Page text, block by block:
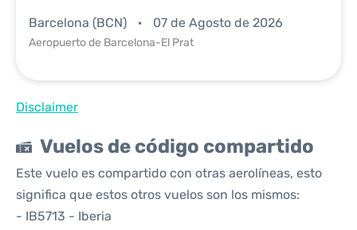
Barcelona (BCN) 07 de Agosto de 2026
Aeropuerto de Barcelona-El Prat
Disclaimer
Vuelos de código compartido
Este vuelo es compartido con otras aerolíneas, esto
significa que estos otros vuelos son los mismos:
- IB5713 - Iberia